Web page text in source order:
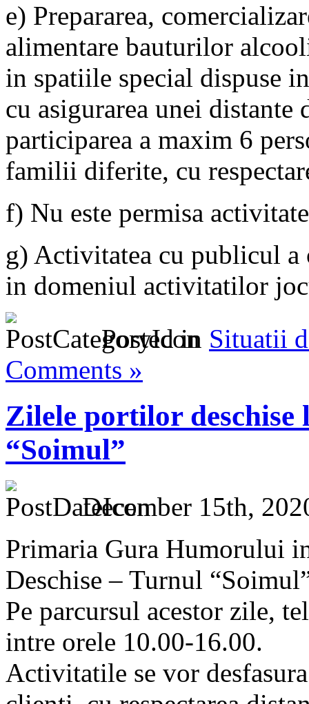
e) Prepararea,
alimentare bauturilor
in spatiile special dispuse
cu asigurarea unei
participarea a maxim 6
familii diferite, cu
f) Nu este permisa
g) Activitatea cu publicul
in domeniul activitatilor
Posted in Situatii
Comments »
Zilele portilor deschise
“Soimul”
December 15th,
Primaria Gura Humorului
Deschise – Turnul
Pe parcursul acestor zile,
intre orele 10.00-16.00.
Activitatile se vor